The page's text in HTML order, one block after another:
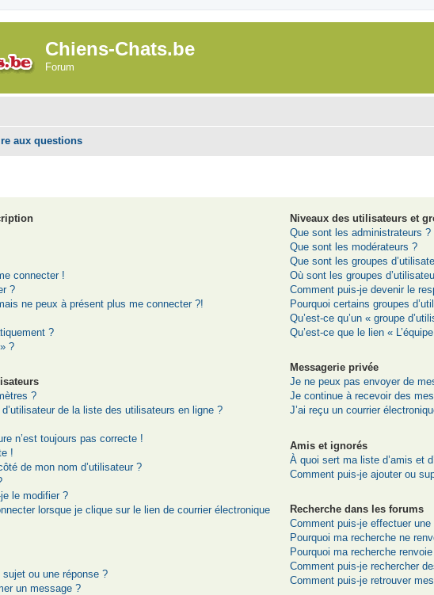
Chiens-Chats.be
Forum
aux questions
connecter !
?
ne peux à présent plus me connecter ?!
?
?
?
de la liste des utilisateurs en ligne ?
n’est toujours pas correcte !
!
de mon nom d’utilisateur ?
le modifier ?
lorsque je clique sur le lien de courrier électronique
ou une réponse ?
un message ?
Niveaux des utilisateurs et
Que sont les administrateurs ?
Que sont les modérateurs ?
Que sont les groupes
Où sont les groupes
Comment puis-je devenir le
Pourquoi certains groupes
Qu’est-ce qu’un « groupe
Qu’est-ce que le lien «
Messagerie privée
Je ne peux pas envoyer de
Je continue à recevoir des
J’ai reçu un courrier
Amis et ignorés
À quoi sert ma liste d’amis et
Comment puis-je ajouter ou
Recherche dans les forums
Comment puis-je effectuer
Pourquoi ma recherche ne
Pourquoi ma recherche
Comment puis-je rechercher
Comment puis-je retrouver